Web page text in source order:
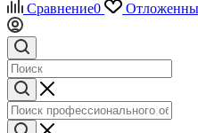
Сравнение0